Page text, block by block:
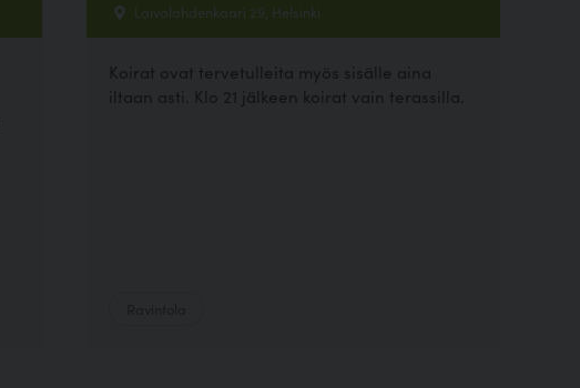
Laivalahdenkaari 29, Helsinki
Koirat ovat tervetulleita myös sisälle aina
iltaan asti. Klo 21 jälkeen koirat vain terassilla.